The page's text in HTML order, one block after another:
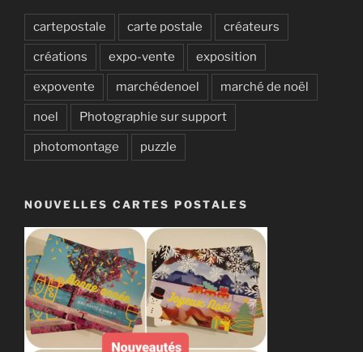
cartepostale carte postale créateurs
créations expo-vente exposition
expovente marchédenoel marché de noël
noel Photographie sur support
photomontage puzzle
NOUVELLES CARTES POSTALES